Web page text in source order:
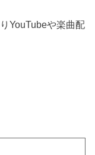
YouTubeや楽曲配